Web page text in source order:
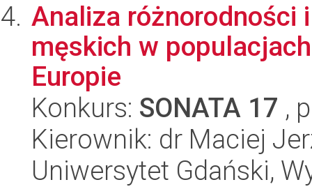
Analiza różnorodności
męskich w
Europie
Konkurs: SONATA 17 ,
Kierownik: dr Maciej
Uniwersytet Gdański,